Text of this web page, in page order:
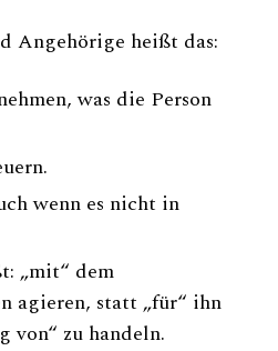
Angehörige heißt das:
was die Person
wenn es nicht in
„mit“ dem
agieren, statt „für“ ihn
von“ zu handeln.